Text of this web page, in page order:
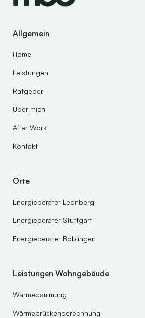
Fördermöglichkeiten Ihnen zur
Allgemein
Home
Leistungen
Ratgeber
Über mich
After Work
Kontakt
Orte
Energieberater Leonberg
Energieberater Stuttgart
Energieberater Böblingen
Leistungen Wohngebäude
Wärmedämmung
Wärmebrückenberechnung